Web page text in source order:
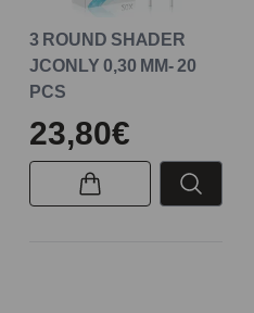
3 ROUND SHADER
JCONLY 0,30 MM- 20
PCS
23,80€